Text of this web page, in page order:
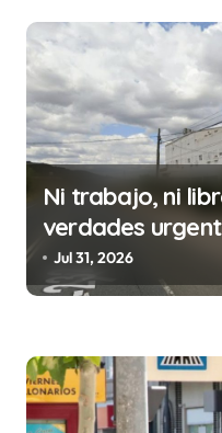
a
c
i
ó
n
e
e
t
r
Ni trabajo, ni
verdades
de la prostitución
Jul 31, 2026